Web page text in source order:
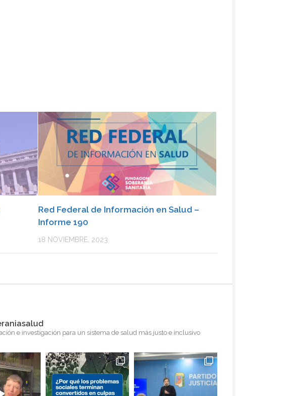
Red Federal de Información en Salud –
Informe 190
18 NOVIEMBRE, 2023
e investigación para un sistema de salud más justo e inclusivo